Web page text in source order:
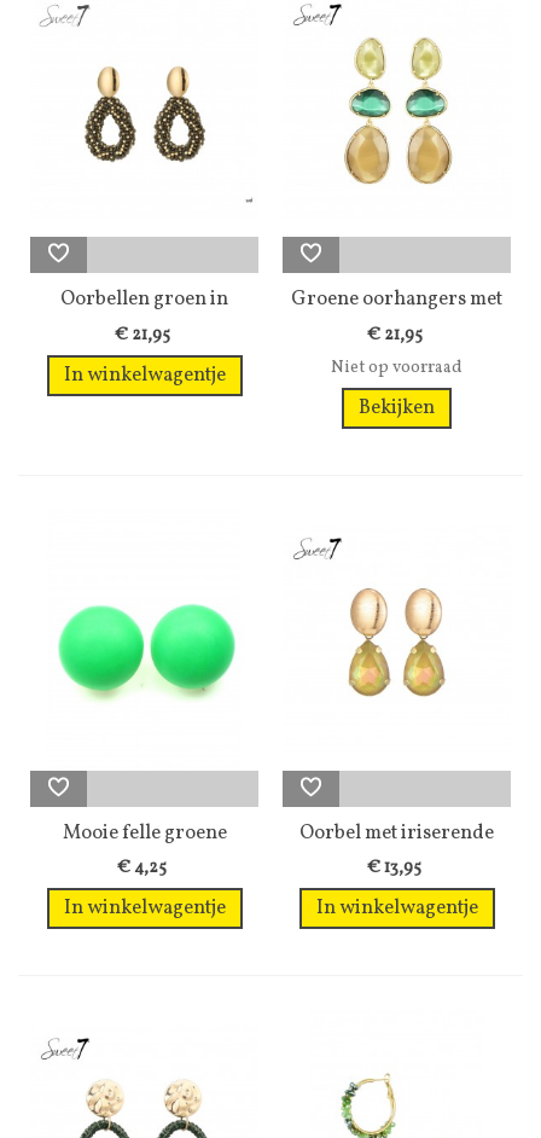
Oorbellen groen in
druppelvorm...
€ 21,95
In winkelwagentje
Groene oorhangers met
cat eye...
€ 21,95
Niet op voorraad
Bekijken
Mooie felle groene
oorclips
€ 4,25
In winkelwagentje
Oorbel met iriserende
steen en...
€ 13,95
In winkelwagentje